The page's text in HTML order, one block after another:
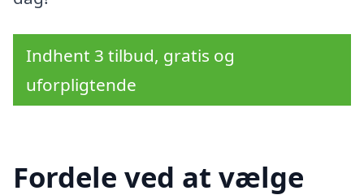
Indhent 3 tilbud, gratis og
uforpligtende
Fordele ved at vælge